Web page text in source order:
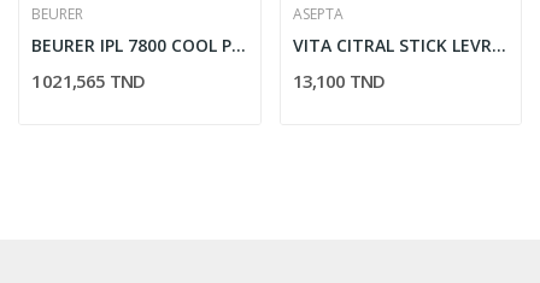
BEURER
BEURER IPL 7800 COOL PRO EPILATION LONGUE DUREE
1 021,565 TND
ASEPTA
VITA CITRAL STICK LEVRES NOURRISSANT SPF30 4G
13,100 TND